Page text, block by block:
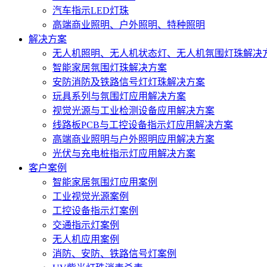
汽车指示LED灯珠
高端商业照明、户外照明、特种照明
解决方案
无人机照明、无人机状态灯、无人机氛围灯珠解决
智能家居氛围灯珠解决方案
安防消防及铁路信号灯灯珠解决方案
玩具系列与氛围灯应用解决方案
视觉光源与工业检测设备应用解决方案
线路板PCB与工控设备指示灯应用解决方案
高端商业照明与户外照明应用解决方案
光伏与充电桩指示灯应用解决方案
客户案例
智能家居氛围灯应用案例
工业视觉光源案例
工控设备指示灯案例
交通指示灯案例
无人机应用案例
消防、安防、铁路信号灯案例